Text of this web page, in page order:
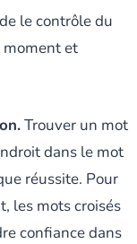
le contrôle du
et
Trouver un mot
dans le mot
réussite. Pour
les mots croisés
confiance dans